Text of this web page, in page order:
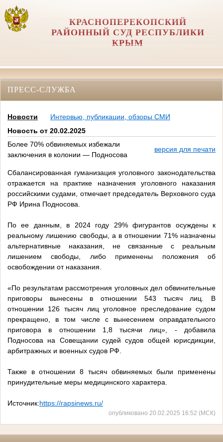
КРАСНОПЕРЕКОПСКИЙ
РАЙОННЫЙ СУД РЕСПУБЛИКИ
КРЫМ
ПРЕСС-СЛУЖБА
Новости
Интервью, публикации, обзоры СМИ
Новость от 20.02.2025
Более 70% обвиняемых избежали
заключения в колонии — Подносова
версия для печати
Сбалансированная гуманизация уголовного законодательства
отражается на практике назначения уголовного наказания
российскими судами, отмечает председатель Верховного суда
РФ Ирина Подносова.
По ее данным, в 2024 году 29% фигурантов осуждены к
реальному лишению свободы, а в отношении 71% назначены
альтернативные наказания, не связанные с реальным
лишением свободы, либо применены положения об
освобождении от наказания.
«По результатам рассмотрения уголовных дел обвинительные
приговоры вынесены в отношении 543 тысяч лиц. В
отношении 126 тысяч лиц уголовное преследование судом
прекращено, в том числе с вынесением оправдательного
приговора в отношении 1,8 тысячи лиц», - добавила
Подносова на Совещании судей судов общей юрисдикции,
арбитражных и военных судов РФ.
Также в отношении 8 тысяч обвиняемых были применены
принудительные меры медицинского характера.
Источник:https://rapsinews.ru/
опубликовано 20.02.2025 16:52 (МСК)